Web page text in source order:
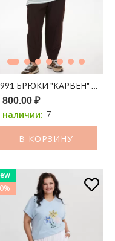
БРЮКИ "КАРВЕН"
800.00 ₽
наличии: 7
В КОРЗИНУ